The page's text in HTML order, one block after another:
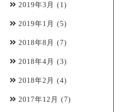
2019年3月 (1)
2019年1月 (5)
2018年8月 (7)
2018年4月 (3)
2018年2月 (4)
2017年12月 (7)